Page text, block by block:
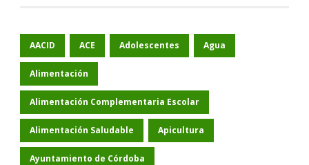
AACID ACE Adolescentes Agua
Alimentación
Alimentación Complementaria Escolar
Alimentación Saludable Apicultura
Ayuntamiento de Córdoba